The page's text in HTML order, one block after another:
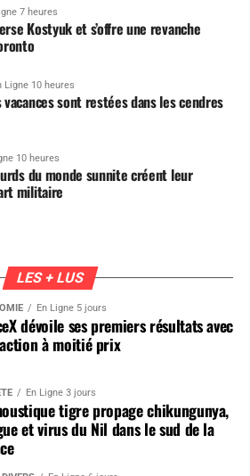
7 heures
Kostyuk et s’offre une revanche
Ligne 10 heures
sont restées dans les cendres
10 heures
du monde sunnite créent leur
militaire
LES + LUS
En Ligne 5 jours
dévoile ses premiers résultats avec
à moitié prix
En Ligne 3 jours
tigre propage chikungunya,
et virus du Nil dans le sud de la